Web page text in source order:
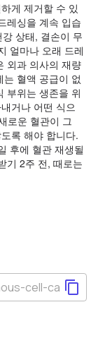
게 제거할 수 있
레싱을 계속 입습
상태, 결손이 무
얼마나 오래 드레
외과 의사의 재량
혈액 공급이 없
부위는 생존을 위
거나 어떤 식으
로운 혈관이 그
록 해야 합니다.
후에 혈관 재생될
기 2주 전, 때로는